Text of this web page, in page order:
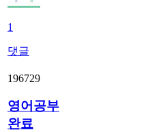
1
댓글
196729
영어공부
완료